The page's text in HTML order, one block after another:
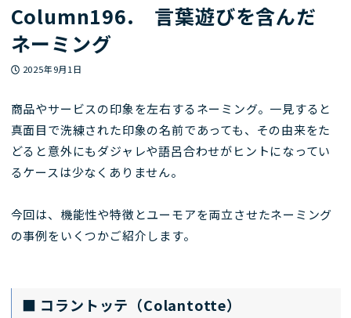
Column196. 言葉遊びを含んだ
ネーミング
投稿日
2025年9月1日
商品やサービスの印象を左右するネーミング。一見すると
真面目で洗練された印象の名前であっても、その由来をた
どると意外にもダジャレや語呂合わせがヒントになってい
るケースは少なくありません。
今回は、機能性や特徴とユーモアを両立させたネーミング
の事例をいくつかご紹介します。
■ コラントッテ（Colantotte）